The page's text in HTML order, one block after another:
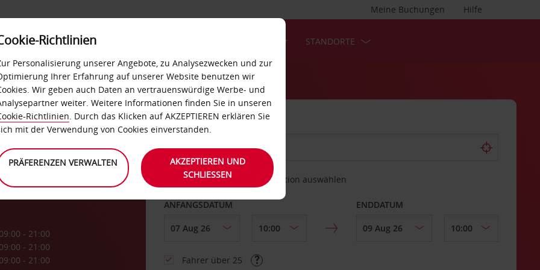
Hilfe
Meine Buchungen
LOYALTY SELF-SERVICES STANDORTE
09:00 - 21:00
09:00 - 21:00
09:00 - 21:00
ABHOLEN VON
Eine andere Rückgabestation auswählen
ANFANGSDATUM ENDDATUM
Fahrer über 25
Richtlinien
Personalisierung unserer Angebote, zu Analysezwecken und zur
Ihrer Erfahrung auf unserer Website benutzen wir
Wir geben auch Daten an vertrauenswürdige Werbe- und
weiter. Weitere Informationen finden Sie in unseren
Richtlinien. Durch das Klicken auf AKZEPTIEREN erklären Sie
mit der Verwendung von Cookies einverstanden.
PRÄFERENZEN VERWALTEN
AKZEPTIEREN UND
SCHLIESSEN